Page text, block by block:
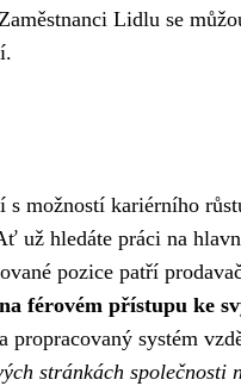
Lidlu se
s možností kariérního
už hledáte práci na
pozice patří
férovém přístupu ke
propracovaný systém
stránkách společnosti